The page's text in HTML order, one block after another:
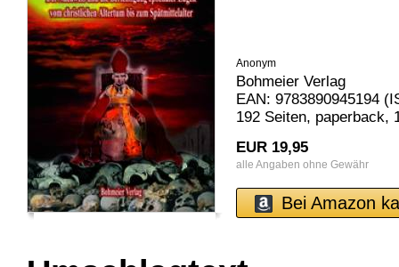
Anonym
Bohmeier Verlag
EAN: 9783890945194
192 Seiten, paperback,
EUR 19,95
alle Angaben ohne Gewähr
Bei Amazon